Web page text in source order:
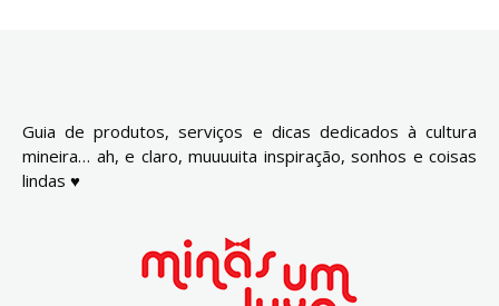
Guia de produtos, serviços e dicas dedicados à cultura
mineira… ah, e claro, muuuuita inspiração, sonhos e coisas
lindas ♥